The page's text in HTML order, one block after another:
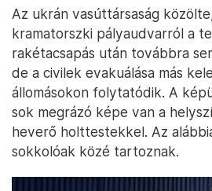
Az ukrán vasúttársaság
kramatorszki pályaudvarról a
rakétacsapás után továbbra
de a civilek evakuálása más
állomásokon folytatódik. A
sok megrázó képe van a
heverő holttestekkel. Az
sokkolóak közé tartoznak.